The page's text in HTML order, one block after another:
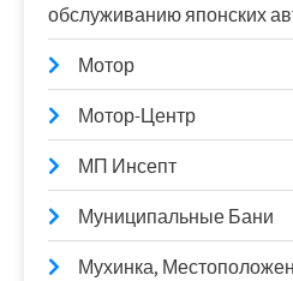
обслуживанию японских
Мотор
Мотор-Центр
МП Инсепт
Муниципальные Бани
Мухинка,